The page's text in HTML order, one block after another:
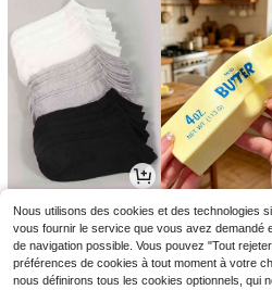
Dès2 ,88€ Dès2,48€
Nous utilisons des cookies et des technologies
vous fournir le service que vous avez demandé
de navigation possible. Vous pouvez "Tout
préférences de cookies à tout moment à votre
nous définirons tous les cookies optionnels, qui